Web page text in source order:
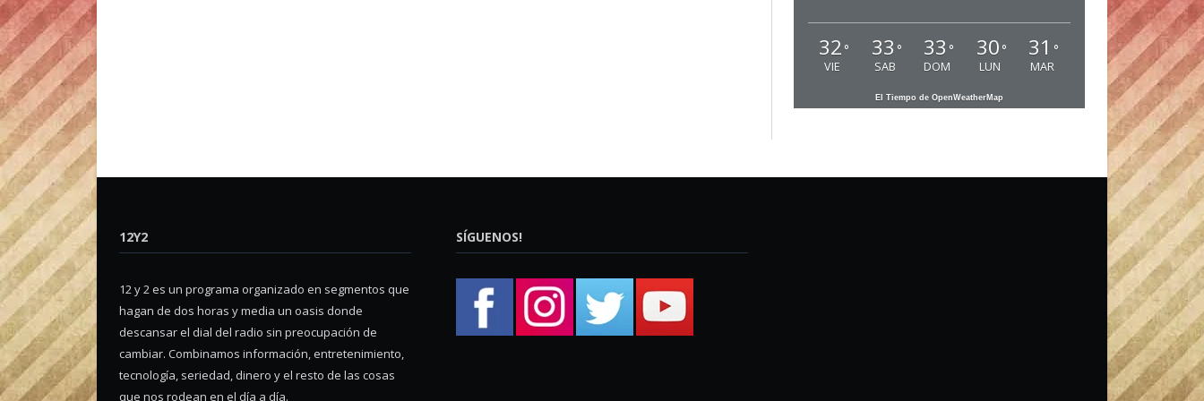
32 °
VIE
33 °
SAB
33 °
DOM
30 °
LUN
31 °
MAR
El Tiempo de OpenWeatherMap
12Y2
12 y 2 es un programa organizado en segmentos que
hagan de dos horas y media un oasis donde
descansar el dial del radio sin preocupación de
cambiar. Combinamos información, entretenimiento,
tecnología, seriedad, dinero y el resto de las cosas
que nos rodean en el día a día.
SÍGUENOS!